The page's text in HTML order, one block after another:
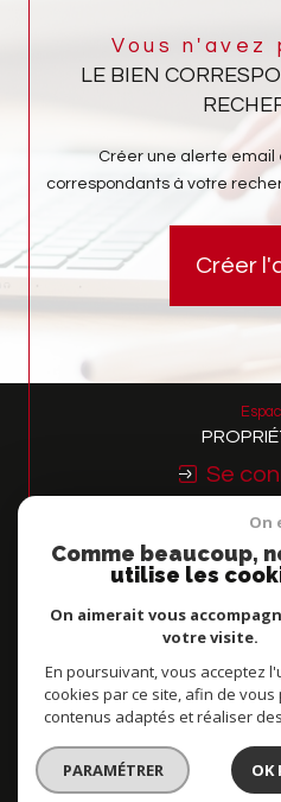
Vous
LE BIEN
Créer une alerte email
correspondants à votre
Créer
Se
© 2026 | TOUS DROITS RÉSERVÉS |
NOS HONORAIRES
PLAN DU SITE
NOS LIENS
On
Comme beaucoup,
utilise les
On aimerait vous
votre visite.
En poursuivant, vous acceptez
cookies par ce site, afin de
contenus adaptés et réaliser
PARAMÉTRER OK